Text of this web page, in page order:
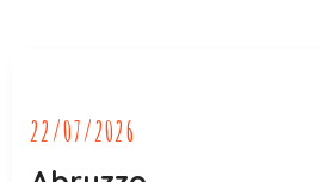
22/07/2026